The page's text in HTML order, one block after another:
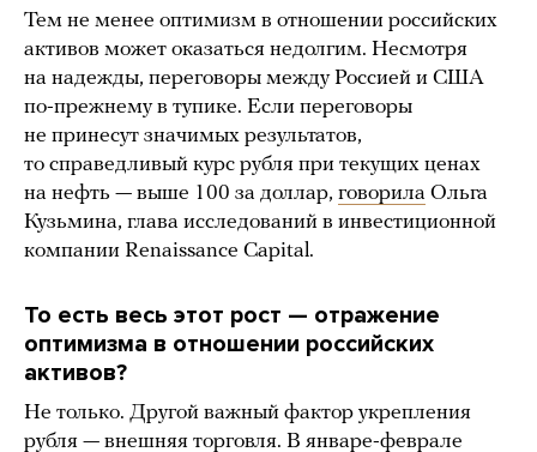
Тем не менее оптимизм в отношении российских
активов может оказаться недолгим. Несмотря
на надежды, переговоры между Россией и США
по-прежнему в тупике. Если переговоры
не принесут значимых результатов,
то справедливый курс рубля при текущих ценах
на нефть — выше 100 за доллар, говорила Ольга
Кузьмина, глава исследований в инвестиционной
компании Renaissance Capital.
То есть весь этот рост — отражение
оптимизма в отношении российских
активов?
Не только. Другой важный фактор укрепления
рубля — внешняя торговля. В январе-феврале